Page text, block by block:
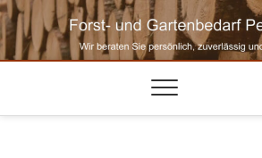
Skip
to
content